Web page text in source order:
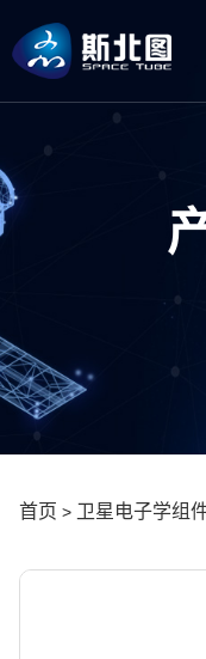
首页 > 卫星电子学组